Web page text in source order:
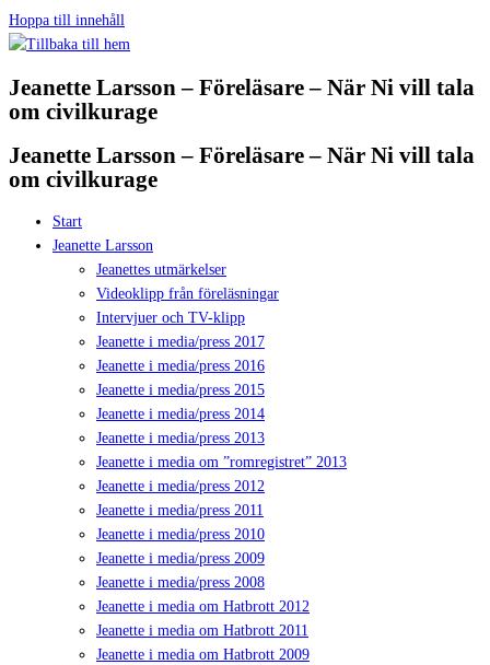
Hoppa till innehåll
Jeanette Larsson – Föreläsare – När Ni vill tala
om civilkurage
Jeanette Larsson – Föreläsare – När Ni vill tala
om civilkurage
Start
Jeanette Larsson
Jeanettes utmärkelser
Videoklipp från föreläsningar
Intervjuer och TV-klipp
Jeanette i media/press 2017
Jeanette i media/press 2016
Jeanette i media/press 2015
Jeanette i media/press 2014
Jeanette i media/press 2013
Jeanette i media om ”romregistret” 2013
Jeanette i media/press 2012
Jeanette i media/press 2011
Jeanette i media/press 2010
Jeanette i media/press 2009
Jeanette i media/press 2008
Jeanette i media om Hatbrott 2012
Jeanette i media om Hatbrott 2011
Jeanette i media om Hatbrott 2009